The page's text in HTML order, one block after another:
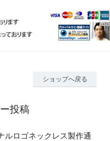
ショップへ戻る
投稿
ルロゴネックレス製作通